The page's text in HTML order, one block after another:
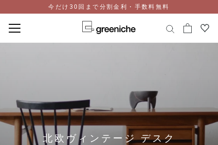
キ
今だけ30回まで分割金利・手数料無料
北欧ヴィンテージ デスク